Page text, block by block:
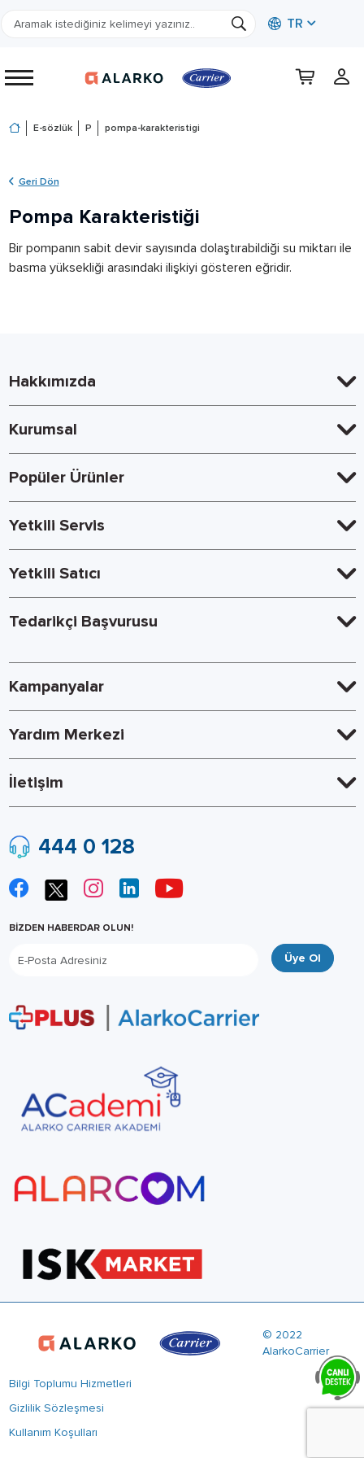
TR
E-sözlük P pompa-karakteristigi
Geri Dön
Pompa Karakteristiği
Bir pompanın sabit devir sayısında dolaştırabildiği su miktarı ile
basma yüksekliği arasındaki ilişkiyi gösteren eğridir.
Hakkımızda
Kurumsal
Popüler Ürünler
Yetkili Servis
Yetkili Satıcı
Tedarikçi Başvurusu
Kampanyalar
Yardım Merkezi
İletişim
444 0 128
BİZDEN HABERDAR OLUN!
Üye Ol
© 2022
AlarkoCarrier
Bilgi Toplumu Hizmetleri
Gizlilik Sözleşmesi
Kullanım Koşulları